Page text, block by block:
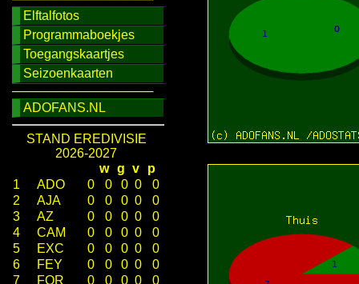
Elftalfotos
Programmaboekjes
Toegangskaartjes
Seizoenkaarten
────────────────
ADOFANS.NL
STAND EREDIVISIE
2026-2027
w g v
p
1
ADO 0 0 0 0
0
2
AJA 0 0 0 0
0
3
AZ 0 0 0 0
0
4
CAM 0 0 0 0
0
5
EXC 0 0 0 0
0
6
FEY 0 0 0 0
0
7
FOR 0 0 0 0
0